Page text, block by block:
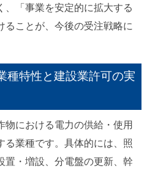
、「事業を安定的に拡大する
ることが、今後の受注戦略に
種特性と建設業許可の実
物における電力の供給・使用
る業種です。具体的には、照
置・増設、分電盤の更新、幹